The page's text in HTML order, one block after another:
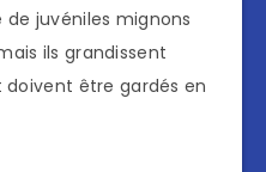
juvéniles mignons
ils grandissent
doivent être gardés en